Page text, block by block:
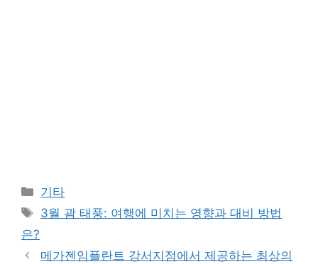
Categories
기타
Tags
3월 괌 태풍: 여행에 미치는 영향과 대비 방법
은?
메가젠임플란트 강서지점에서 제공하는 최상의